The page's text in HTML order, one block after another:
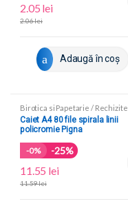
2.05 lei
2.06lei
Adaugă în coș
Birotica si Papetarie / Rechizite
Caiete scolare
Caiet A4 80 file spirala linii
policromie Pigna
-0% -25%
11.55 lei
11.59lei